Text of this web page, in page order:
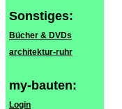
Sonstiges:
Bücher & DVDs
architektur-ruhr
my-bauten:
Login